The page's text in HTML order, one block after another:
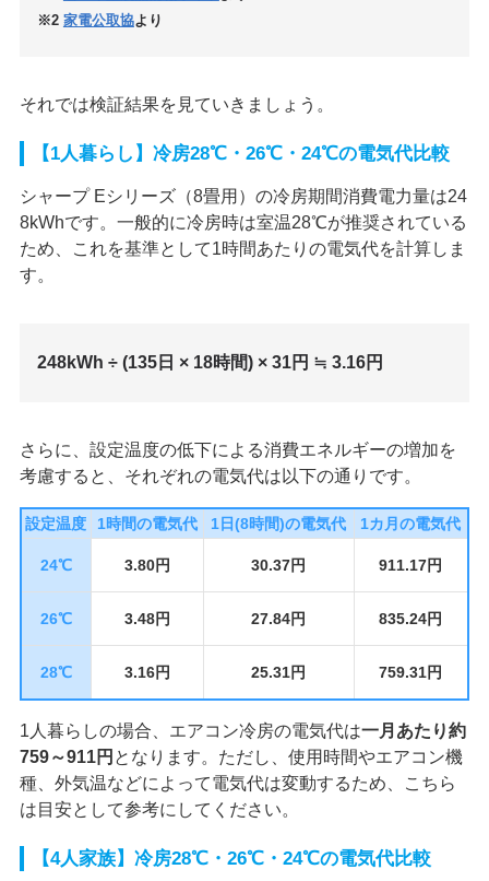
※2 家電公取協より
それでは検証結果を見ていきましょう。
【1人暮らし】冷房28℃・26℃・24℃の電気代比較
シャープ Eシリーズ（8畳用）の冷房期間消費電力量は24
8kWhです。一般的に冷房時は室温28℃が推奨されている
ため、これを基準として1時間あたりの電気代を計算しま
す。
248kWh ÷ (135日 × 18時間) × 31円 ≒ 3.16円
さらに、設定温度の低下による消費エネルギーの増加を
考慮すると、それぞれの電気代は以下の通りです。
設定温度 1時間の電気代 1日(8時間)の電気代 1カ月の電気代
24℃ 3.80円 30.37円 911.17円
26℃ 3.48円 27.84円 835.24円
28℃ 3.16円 25.31円 759.31円
1人暮らしの場合、エアコン冷房の電気代は一月あたり約
759～911円 となります。ただし、使用時間やエアコン機
種、外気温などによって電気代は変動するため、こちら
は目安として参考にしてください。
【4人家族】冷房28℃・26℃・24℃の電気代比較